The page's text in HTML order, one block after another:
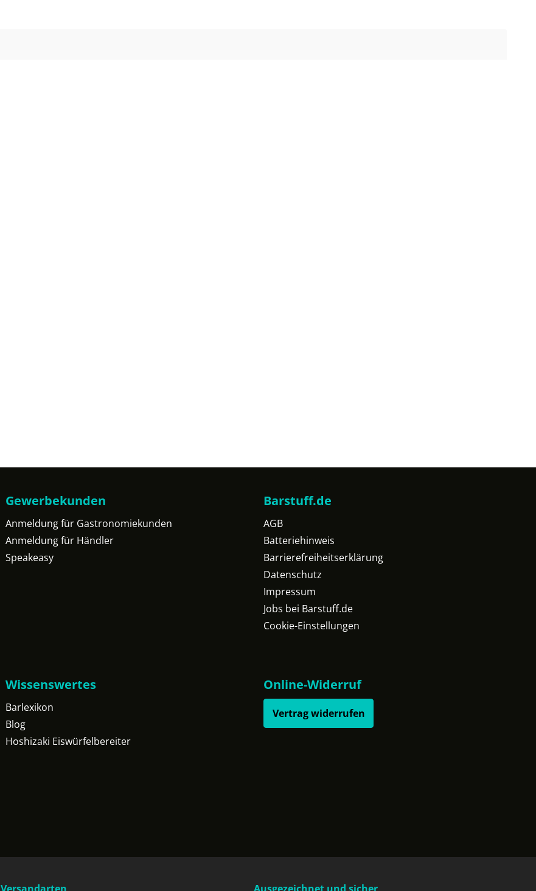
Gewerbekunden
Anmeldung für Gastronomiekunden
Anmeldung für Händler
Speakeasy
Barstuff.de
AGB
Batteriehinweis
Barrierefreiheitserklärung
Datenschutz
Impressum
Jobs bei Barstuff.de
Cookie-Einstellungen
Wissenswertes
Barlexikon
Blog
Hoshizaki Eiswürfelbereiter
Online-Widerruf
Vertrag widerrufen